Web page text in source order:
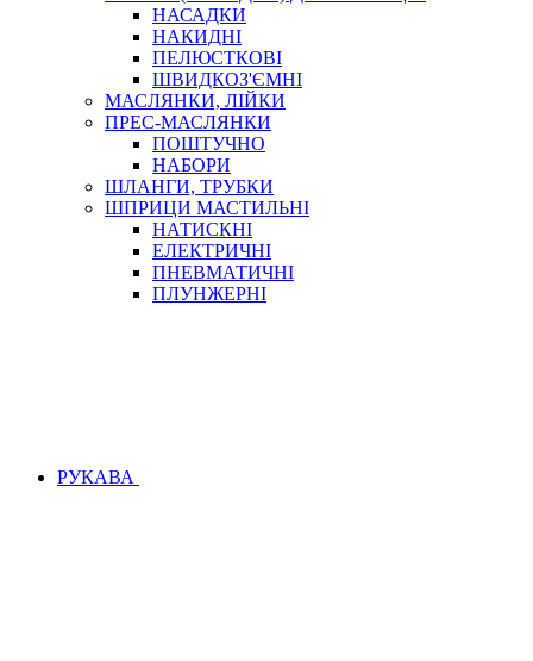
НАСАДКИ
НАКИДНІ
ПЕЛЮСТКОВІ
ШВИДКОЗ'ЄМНІ
МАСЛЯНКИ, ЛІЙКИ
ПРЕС-МАСЛЯНКИ
ПОШТУЧНО
НАБОРИ
ШЛАНГИ, ТРУБКИ
ШПРИЦИ МАСТИЛЬНІ
НАТИСКНІ
ЕЛЕКТРИЧНІ
ПНЕВМАТИЧНІ
ПЛУНЖЕРНІ
РУКАВА